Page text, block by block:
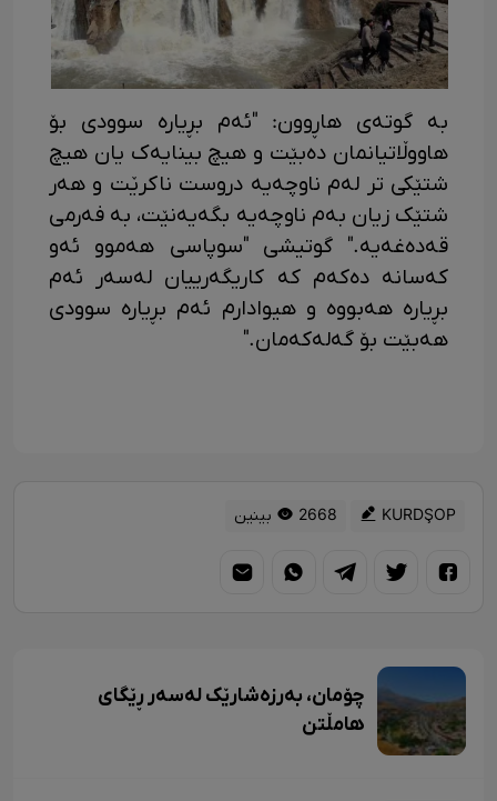
بە گوتەی هاڕوون: "ئەم بڕیاره سوودی بۆ
هاووڵاتیانمان دەبێت و هیچ بینایەک یان هیچ
شتێکی تر لەم ناوچەیه دروست ناکرێت و هەر
شتێک زیان بەم ناوچەیه بگەیەنێت، به فەرمی
قەدەغەیە." گوتیشی "سوپاسی هەموو ئەو
کەسانە دەکەم کە کاریگەرییان لەسەر ئەم
بڕیارە هەبووە و هیوادارم ئەم بڕیارە سوودی
هەبێت بۆ گەلەکەمان."
KURDŞOP 2668 بینین
چۆمان، بەرزەشارێک لەسەر ڕێگای
هامڵتن